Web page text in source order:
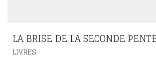
LA BRISE DE LA SECONDE
LIVRES